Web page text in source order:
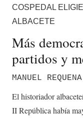
COSPEDAL
ALBACETE
Más
partidos y
MANUEL REQUENA
El historiador
II República había